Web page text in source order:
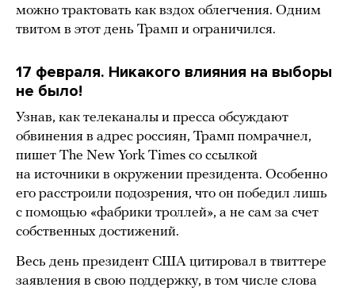
можно трактовать как вздох облегчения. Одним
твитом в этот день Трамп и ограничился.
17 февраля. Никакого влияния на выборы
не было!
Узнав, как телеканалы и пресса обсуждают
обвинения в адрес россиян, Трамп помрачнел,
пишет The New York Times со ссылкой
на источники в окружении президента. Особенно
его расстроили подозрения, что он победил лишь
с помощью «фабрики троллей», а не сам за счет
собственных достижений.
Весь день президент США цитировал в твиттере
заявления в свою поддержку, в том числе слова